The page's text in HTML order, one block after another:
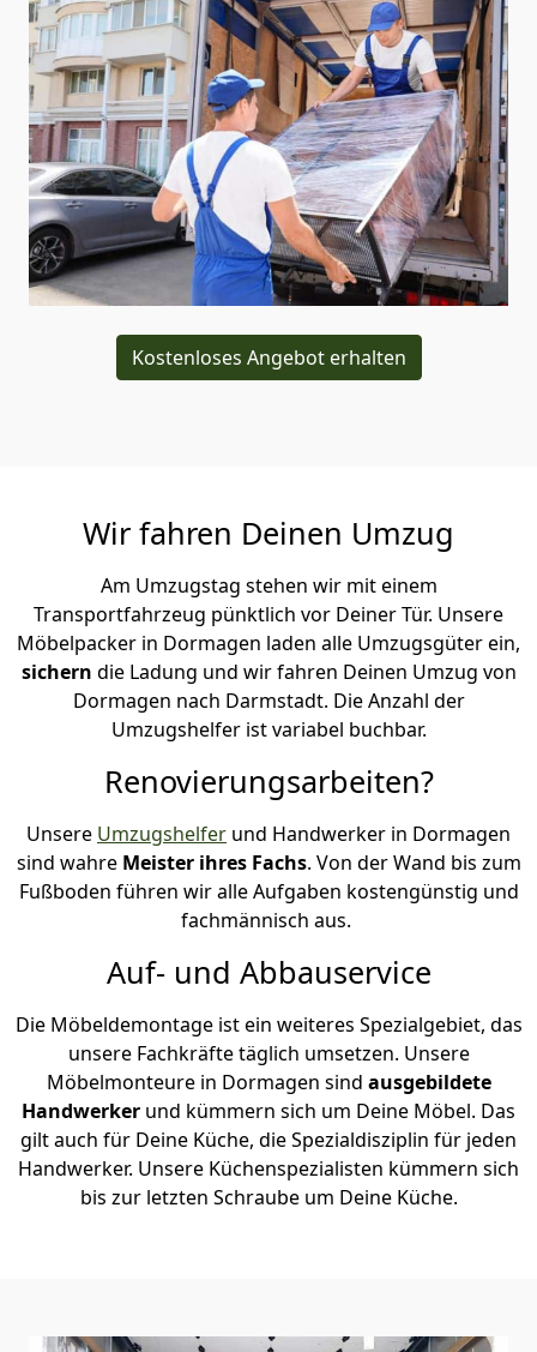
Kostenloses Angebot erhalten
Wir fahren Deinen Umzug
Am Umzugstag stehen wir mit einem
Transportfahrzeug pünktlich vor Deiner Tür. Unsere
Möbelpacker in Dormagen laden alle Umzugsgüter ein,
sichern die Ladung und wir fahren Deinen Umzug von
Dormagen nach Darmstadt. Die Anzahl der
Umzugshelfer ist variabel buchbar.
Renovierungsarbeiten?
Unsere Umzugshelfer und Handwerker in Dormagen
sind wahre Meister ihres Fachs. Von der Wand bis zum
Fußboden führen wir alle Aufgaben kostengünstig und
fachmännisch aus.
Auf- und Abbauservice
Die Möbeldemontage ist ein weiteres Spezialgebiet, das
unsere Fachkräfte täglich umsetzen. Unsere
Möbelmonteure in Dormagen sind ausgebildete
Handwerker und kümmern sich um Deine Möbel. Das
gilt auch für Deine Küche, die Spezialdisziplin für jeden
Handwerker. Unsere Küchenspezialisten kümmern sich
bis zur letzten Schraube um Deine Küche.